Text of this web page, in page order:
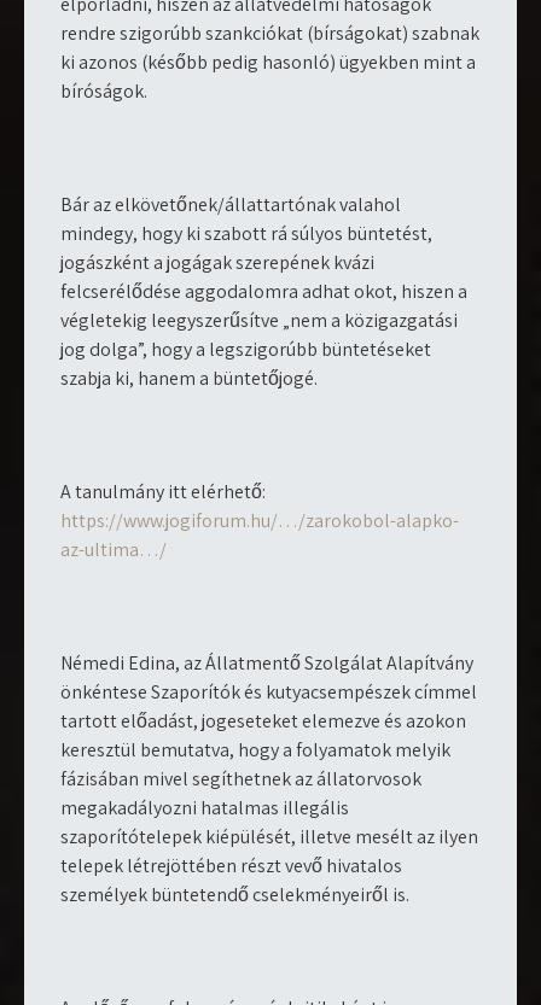
rendre szigorúbb szankciókat (bírságokat) szabnak
ki azonos (később pedig hasonló) ügyekben mint a
bíróságok.
Bár az elkövetőnek/állattartónak valahol
mindegy, hogy ki szabott rá súlyos büntetést,
jogászként a jogágak szerepének kvázi
felcserélődése aggodalomra adhat okot, hiszen a
végletekig leegyszerűsítve „nem a közigazgatási
jog dolga”, hogy a legszigorúbb büntetéseket
szabja ki, hanem a büntetőjogé.
A tanulmány itt elérhető:
https://www.jogiforum.hu/…/zarokobol-alapko-
az-ultima…/
Némedi Edina, az Állatmentő Szolgálat Alapítvány
önkéntese Szaporítók és kutyacsempészek címmel
tartott előadást, jogeseteket elemezve és azokon
keresztül bemutatva, hogy a folyamatok melyik
fázisában mivel segíthetnek az állatorvosok
megakadályozni hatalmas illegális
szaporítótelepek kiépülését, illetve mesélt az ilyen
telepek létrejöttében részt vevő hivatalos
személyek büntetendő cselekményeiről is.